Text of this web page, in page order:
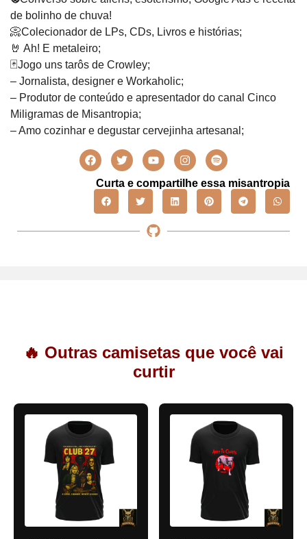
de bolinho de chuva!
📀Colecionador de LPs, CDs, Livros e histórias;
🤘 Ah! E metaleiro;
🃏Jogo uns tarôs de Crowley;
– Jornalista, designer e Workaholic;
– Produtor de conteúdo e apresentador do canal Cinco
Miligramas de Misantropia;
– Amo cozinhar e degustar cervejinha artesanal;
Curta e compartilhe essa misantropia
🔥 Outras camisetas que você vai
curtir